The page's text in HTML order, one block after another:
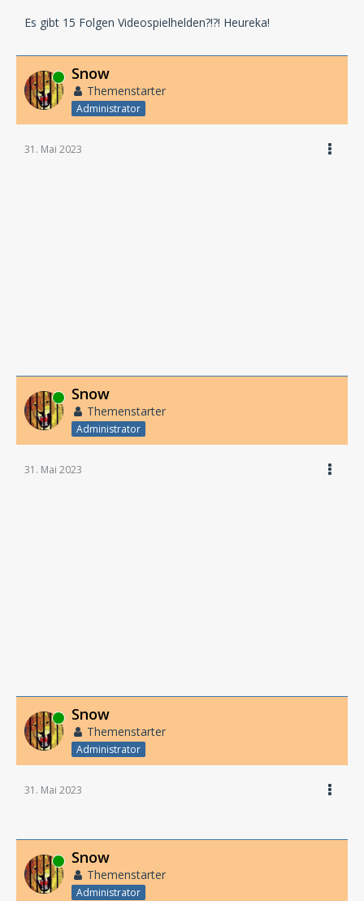
Es gibt 15 Folgen Videospielhelden?!?! Heureka!
Online Snow
Themenstarter
Administrator
31. Mai 2023
Online Snow
Themenstarter
Administrator
31. Mai 2023
Online Snow
Themenstarter
Administrator
31. Mai 2023
Online Snow
Themenstarter
Administrator